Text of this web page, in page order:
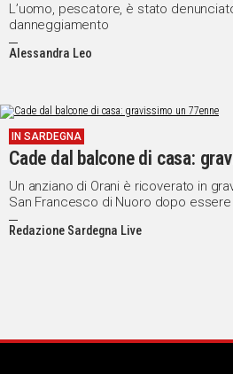
NEL
MONDO
SPORT
VIDEO
Vai
L’uomo, pescatore, è stato
danneggiamento
Alessandra Leo
IN SARDEGNA
Cade dal balcone di casa:
Un anziano di Orani è ricoverato in
San Francesco di Nuoro dopo
sua abitazione...
Redazione Sardegna Live